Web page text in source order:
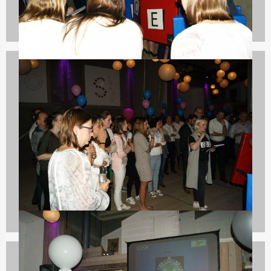
Teambuilding
2167 uitjes